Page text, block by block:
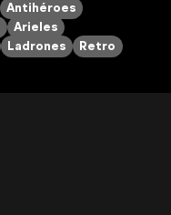
Antihéroes
Arieles
Ladrones
Retro